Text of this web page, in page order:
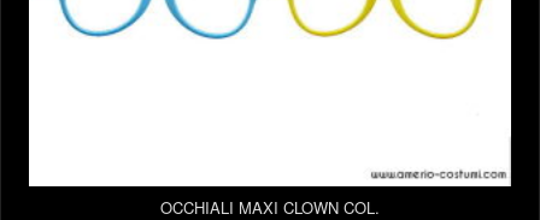
OCCHIALI MAXI CLOWN COL.